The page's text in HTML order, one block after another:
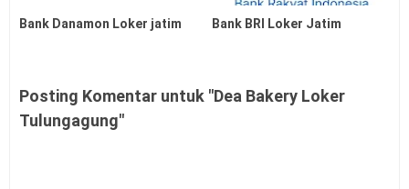
Bank Danamon Loker jatim Bank BRI Loker Jatim
Posting Komentar untuk "Dea Bakery Loker
Tulungagung"